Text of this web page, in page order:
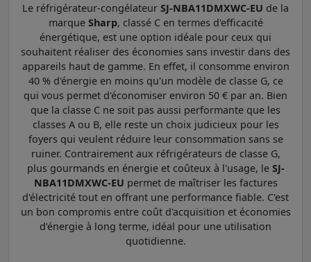
Le réfrigérateur-congélateur SJ-NBA11DMXWC-EU de la
marque Sharp, classé C en termes d'efficacité
énergétique, est une option idéale pour ceux qui
souhaitent réaliser des économies sans investir dans des
appareils haut de gamme. En effet, il consomme environ
40 % d'énergie en moins qu'un modèle de classe G, ce
qui vous permet d'économiser environ 50 € par an. Bien
que la classe C ne soit pas aussi performante que les
classes A ou B, elle reste un choix judicieux pour les
foyers qui veulent réduire leur consommation sans se
ruiner. Contrairement aux réfrigérateurs de classe G,
plus gourmands en énergie et coûteux à l'usage, le SJ-
NBA11DMXWC-EU permet de maîtriser les factures
d'électricité tout en offrant une performance fiable. C'est
un bon compromis entre coût d'acquisition et économies
d'énergie à long terme, idéal pour une utilisation
quotidienne.